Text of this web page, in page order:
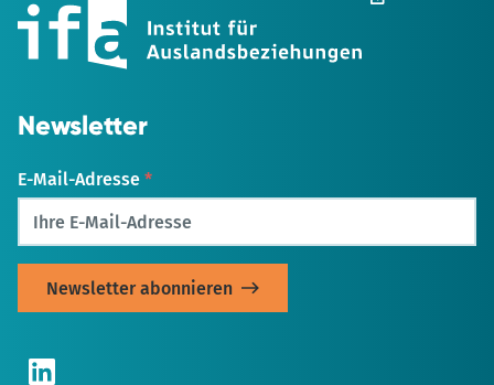
in
einem
neuen
geöffnet
Newsletter
E-Mail-Adresse *
LinkedIn